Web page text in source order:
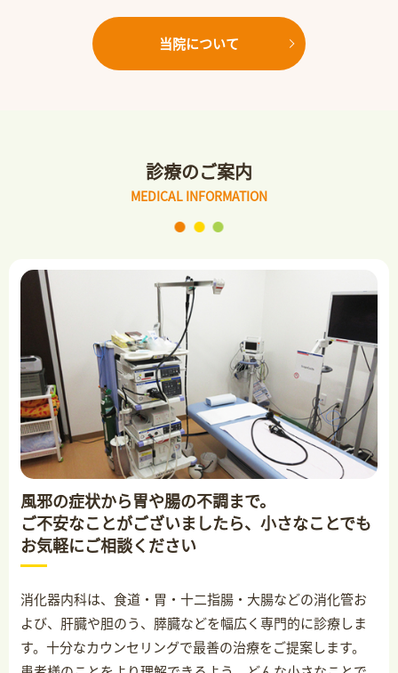
当院について
診療のご案内
MEDICAL INFORMATION
風邪の症状から胃や腸の不調まで。
ご不安なことがございましたら、 小さなことでも
お気軽にご相談ください
消化器内科は、食道・胃・十二指腸・大腸などの消化管お
よび、肝臓や胆のう、膵臓などを幅広く専門的に診療しま
す。十分なカウンセリングで最善の治療をご提案します。